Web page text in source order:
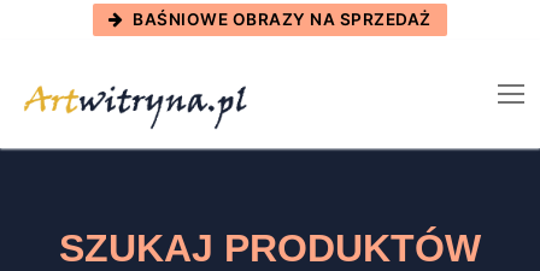
BAŚNIOWE OBRAZY NA SPRZEDAŻ
SZUKAJ PRODUKTÓW